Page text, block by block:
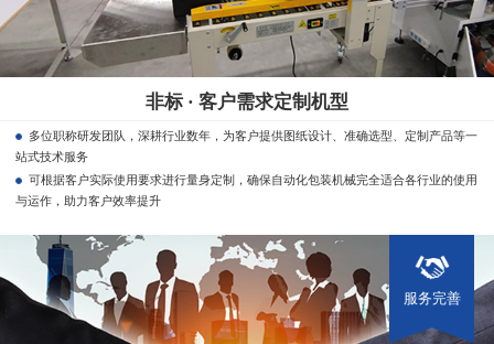
非标 · 客户需求定制机型
多位职称研发团队，深耕行业数年，为客户提供图纸设计、准确选型、定制产品等一
站式技术服务
可根据客户实际使用要求进行量身定制，确保自动化包装机械完全适合各行业的使用
与运作，助力客户效率提升
服务完善